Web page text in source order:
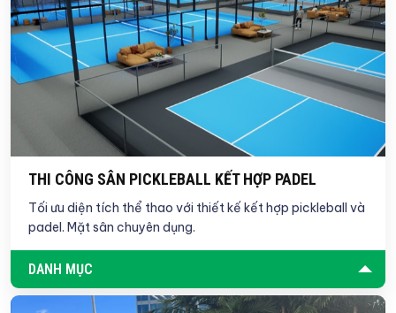
THI CÔNG SÂN PICKLEBALL KẾT HỢP PADEL
Tối ưu diện tích thể thao với thiết kế kết hợp pickleball và
padel. Mặt sân chuyên dụng.
DANH MỤC